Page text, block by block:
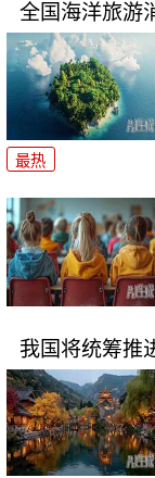
全国海洋旅游
最热
我国将统筹推